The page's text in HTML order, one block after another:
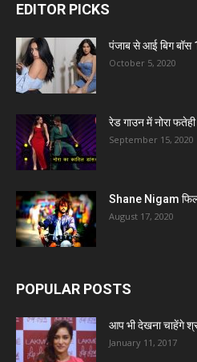
EDITOR PICKS
पंजाब से आई बिग बॉस
October 5, 2020
रेड गाउन में नोरा
September 15, 2020
Shane Nigam
August 17, 2020
POPULAR POSTS
आप भी देखना चाहेंगे
January 11, 2017